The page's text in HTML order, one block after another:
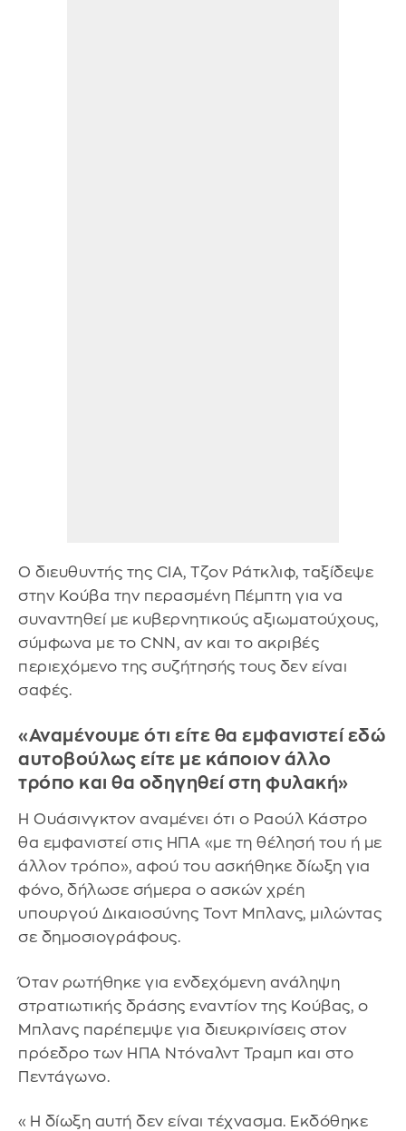
Ο διευθυντής της CIA, Τζον Ράτκλιφ, ταξίδεψε
στην Κούβα την περασμένη Πέμπτη για να
συναντηθεί με κυβερνητικούς αξιωματούχους,
σύμφωνα με το CNN, αν και το ακριβές
περιεχόμενο της συζήτησής τους δεν είναι
σαφές.
«Αναμένουμε ότι είτε θα εμφανιστεί εδώ
αυτοβούλως είτε με κάποιον άλλο
τρόπο και θα οδηγηθεί στη φυλακή»
Η Ουάσινγκτον αναμένει ότι ο Ραούλ Κάστρο
θα εμφανιστεί στις ΗΠΑ «με τη θέλησή του ή με
άλλον τρόπο», αφού του ασκήθηκε δίωξη για
φόνο, δήλωσε σήμερα ο ασκών χρέη
υπουργού Δικαιοσύνης Τοντ Μπλανς, μιλώντας
σε δημοσιογράφους.
Όταν ρωτήθηκε για ενδεχόμενη ανάληψη
στρατιωτικής δράσης εναντίον της Κούβας, ο
Μπλανς παρέπεμψε για διευκρινίσεις στον
πρόεδρο των ΗΠΑ Ντόναλντ Τραμπ και στο
Πεντάγωνο.
«Η δίωξη αυτή δεν είναι τέχνασμα. Εκδόθηκε